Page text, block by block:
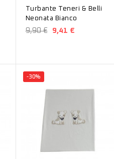
Turbante Teneri & Belli
Neonata Bianco
9,90 € 9,41 €
-30%